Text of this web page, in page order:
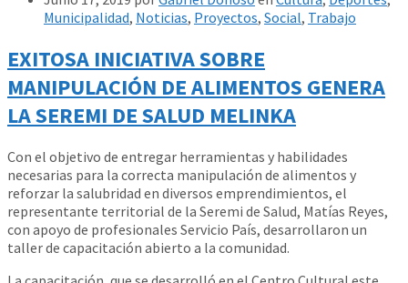
Municipalidad, Noticias, Proyectos, Social, Trabajo
EXITOSA INICIATIVA SOBRE
MANIPULACIÓN DE ALIMENTOS GENERA
LA SEREMI DE SALUD MELINKA
Con el objetivo de entregar herramientas y habilidades
necesarias para la correcta manipulación de alimentos y
reforzar la salubridad en diversos emprendimientos, el
representante territorial de la Seremi de Salud, Matías Reyes,
con apoyo de profesionales Servicio País, desarrollaron un
taller de capacitación abierto a la comunidad.